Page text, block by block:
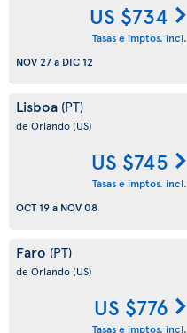
US $734
Tasas e imptos. incl.
NOV 27a DIC 12
Lisboa (PT)
de Orlando(US)
US $745
Tasas e imptos. incl.
OCT 19a NOV 08
Faro (PT)
de Orlando(US)
US $776
Tasas e imptos. incl.